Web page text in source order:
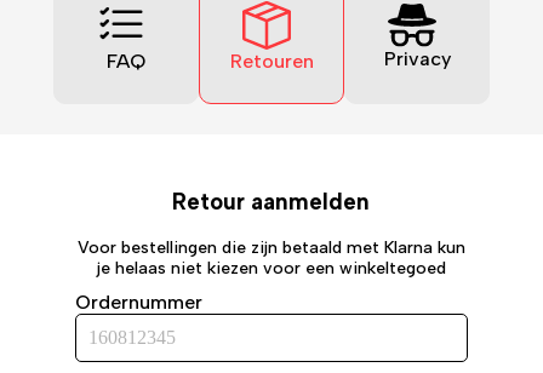
FAQ Retouren Privacy
Retour aanmelden
Voor bestellingen die zijn betaald met Klarna kun
je helaas niet kiezen voor een winkeltegoed
Ordernummer